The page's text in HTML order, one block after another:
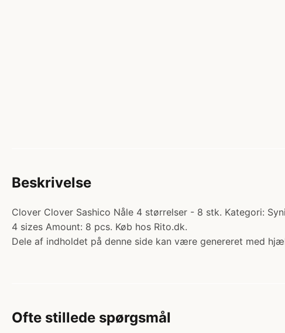
Beskrivelse
Clover Clover Sashico Nåle 4 størrelser - 8 stk. Kategori:
4 sizes Amount: 8 pcs. Køb hos Rito.dk.
Dele af indholdet på denne side kan være genereret med
Ofte stillede spørgsmål